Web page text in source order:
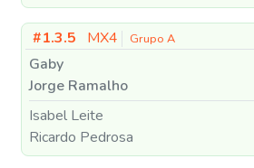
#1.3.5 MX4 Grupo A
Gaby
Jorge Ramalho
Isabel Leite
Ricardo Pedrosa